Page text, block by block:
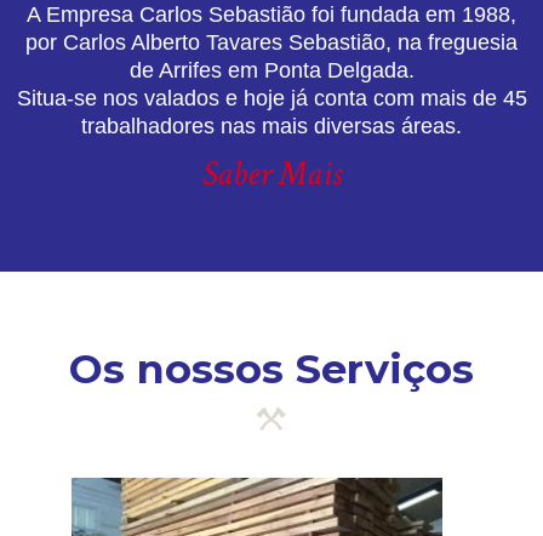
A Empresa Carlos Sebastião foi fundada em 1988,
por Carlos Alberto Tavares Sebastião, na freguesia
de Arrifes em Ponta Delgada.
Situa-se nos valados e hoje já conta com mais de 45
trabalhadores nas mais diversas áreas.
Saber Mais
Os nossos Serviços